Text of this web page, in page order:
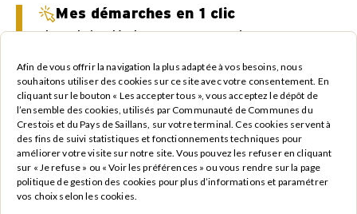
Afin de vous offrir la navigation la plus adaptée à vos besoins, nous
souhaitons utiliser des cookies sur ce site avec votre consentement. En
cliquant sur le bouton « Les accepter tous », vous acceptez le dépôt de
l’ensemble des cookies, utilisés par Communauté de Communes du
Crestois et du Pays de Saillans, sur votre terminal. Ces cookies servent à
des fins de suivi statistiques et fonctionnements techniques pour
améliorer votre visite sur notre site. Vous pouvez les refuser en cliquant
sur « Je refuse » ou « Voir les préférences » ou vous rendre sur la page
politique de gestion des cookies pour plus d’informations et paramétrer
vos choix selon les cookies.
Mes démarches en 1 clic
Je souhaite développer mon entreprise
Je recherche un terrain ou un local pour mon
entreprise
Je veux créer mon activité
TOUTES MES DÉMARCHES
À votre
SERVICE